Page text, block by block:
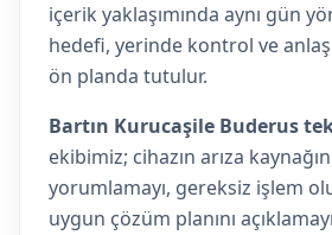
içerik yaklaşımında aynı gün
hedefi, yerinde kontrol ve
ön planda tutulur.
Bartın Kurucaşile Buderus
ekibimiz; cihazın arıza
yorumlamayı, gereksiz işlem
uygun çözüm planını